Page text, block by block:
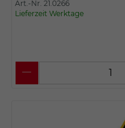
Art.-Nr. 21.0266
Lieferzeit Werktage